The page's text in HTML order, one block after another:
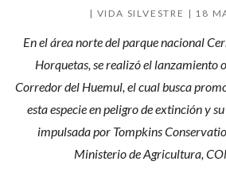
corredor
del
huemul
en
Aysén
VIDA SILVESTRE 18
En el área norte del parque nacional
Horquetas, se realizó el lanzamiento
Corredor del Huemul, el cual busca
esta especie en peligro de extinción y
impulsada por Tompkins
Ministerio de Agricultura,